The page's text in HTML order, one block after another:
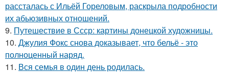
рассталась с Ильёй Гореловым, раскрыла подробности
их абьюзивных отношений.
9. Путешествие в Ссср: картины донецкой художницы.
10. Джулия Фокс снова доказывает, что бельё - это
полноценный наряд.
11. Вся семья в один день родилась.